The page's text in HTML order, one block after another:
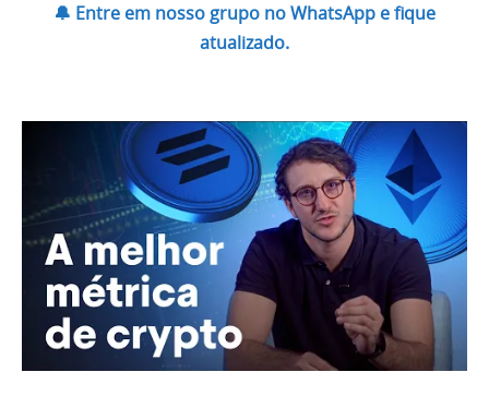
🔔 Entre em nosso grupo no WhatsApp e fique
atualizado.